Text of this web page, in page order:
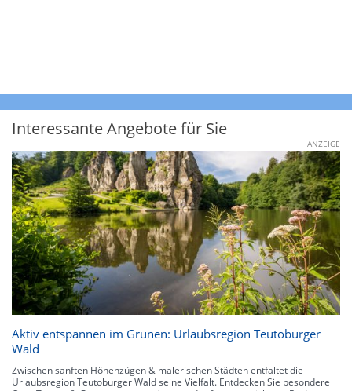
Interessante Angebote für Sie
ANZEIGE
Aktiv entspannen im Grünen: Urlaubsregion Teutoburger
Wald
Zwischen sanften Höhenzügen & malerischen Städten entfaltet die
Urlaubsregion Teutoburger Wald seine Vielfalt. Entdecken Sie besondere